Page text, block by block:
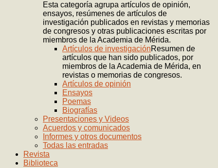
Esta categoría agrupa artículos de opinión,
ensayos, resúmenes de artículos de
investigación publicados en revistas y memorias
de congresos y otras publicaciones escritas por
miembros de la Academia de Mérida.
Artículos de investigaciónResumen de
artículos que han sido publicados, por
miembros de la Academia de Mérida, en
revistas o memorias de congresos.
Artículos de opinión
Ensayos
Poemas
Biografías
Presentaciones y Videos
Acuerdos y comunicados
Informes y otros documentos
Todas las entradas
Revista
Biblioteca